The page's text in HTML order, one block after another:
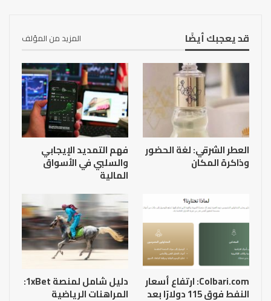
قد يعجبك أيضًا المزيد من المؤلف
العطر الشرقي: لغة الحضور
وذاكرة المكان
فهم التمديد الإيجابي
والسلبي في الأسواق
المالية
Colbari.com: ارتفاع أسعار
النفط فوق 115 دولارًا بعد
دليل شامل لمنصة 1xBet:
المراهنات الرياضية